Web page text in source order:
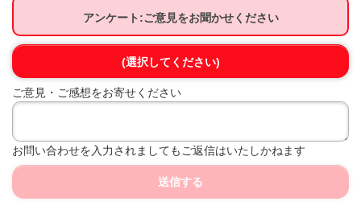
アンケート:ご意見をお聞かせください
(選択してください)
ご意見・ご感想をお寄せください
お問い合わせを入力されましてもご返信はいたしかねます
送信する